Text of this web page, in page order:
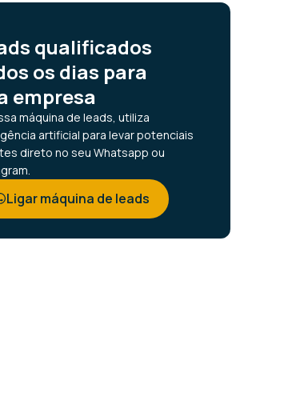
qualificados
os dias para
empresa
máquina de leads, utiliza
artificial para levar potenciais
direto no seu Whatsapp ou
Ligar máquina de leads